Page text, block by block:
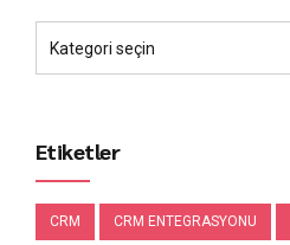
Etiketler
CRM CRM ENTEGRASYONU